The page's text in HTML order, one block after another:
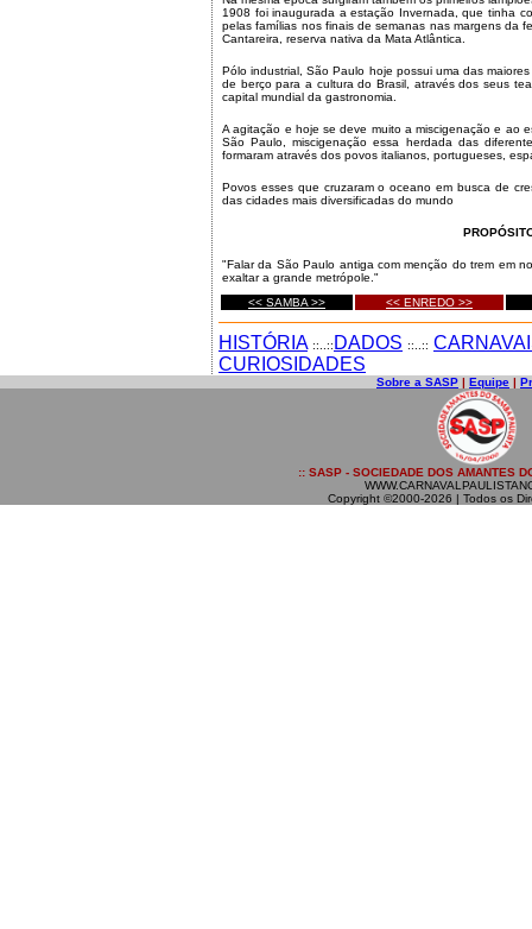
1908 foi inaugurada a estação Invernada, que tinha
pelas famílias nos finais de semanas nas margens da
Cantareira, reserva nativa da Mata Atlântica.
Pólo industrial, São Paulo hoje possui uma das
de berço para a cultura do Brasil, através dos seus
capital mundial da gastronomia.
A agitação e hoje se deve muito a miscigenação e ao
São Paulo, miscigenação essa herdada das
formaram através dos povos italianos, portugueses,
Povos esses que cruzaram o oceano em busca de
das cidades mais diversificadas do mundo
"Falar da São Paulo antiga com menção do trem em
exaltar a grande metrópole."
<< SAMBA >>
<< ENREDO >>
HISTÓRIA ::..:: DADOS ::..::
CURIOSIDADES
Sobre a SASP | Equipe |
:: SASP - SOCIEDADE DOS AMANTES
Copyright ©2000-2026 | Todos os